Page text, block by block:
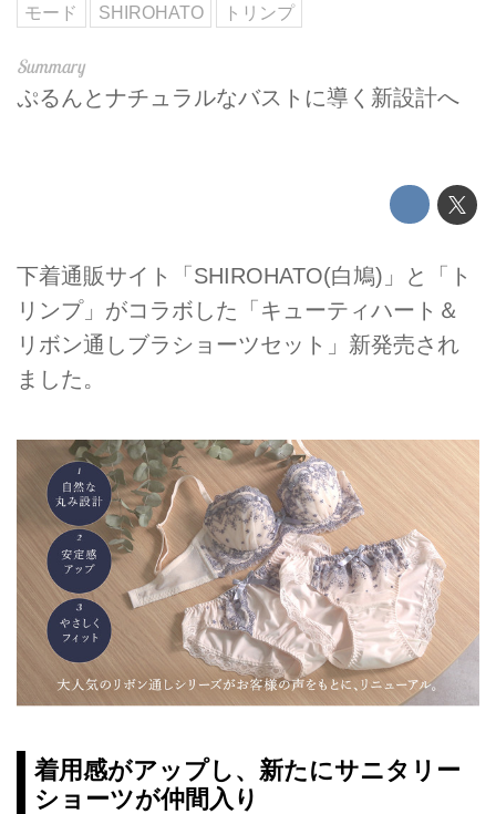
モード SHIROHATO トリンプ
ぷるんとナチュラルなバストに導く新設計へ
下着通販サイト「SHIROHATO(白鳩)」と「ト
リンプ」がコラボした「キューティハート＆
リボン通しブラショーツセット」新発売され
ました。
着用感がアップし、新たにサニタリー
ショーツが仲間入り